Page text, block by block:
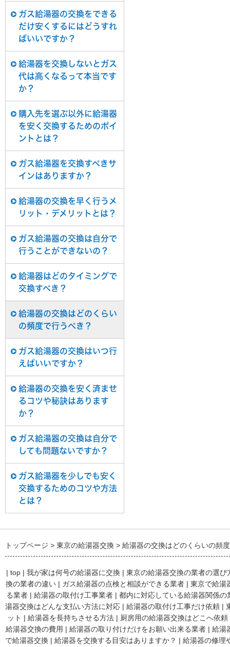
ガス給湯器の交換をできる
だけ安くするにはどうすれ
ばいいですか？
給湯器を交換しないとガス
代は高くなるって本当です
か？
購入先を選ぶ以外に給湯器
を安く交換するためのポイ
ントとは？
ガス給湯器を交換すべきサ
インはありますか？
給湯器の交換を早く行うメ
リット・デメリットとは？
ガス給湯器の交換は自分で
行うことができないの？
給湯器はどのタイミングで
交換すべき？
給湯器の交換はどのくらい
の頻度で行うべき？
ガス給湯器の交換はいつ行
えばいいですか？
給湯器の交換を安く済ませ
るコツや秘訣はあります
か？
ガス給湯器の交換は自分で
しても問題ないですか？
ガス給湯器を少しでも安く
交換するためのコツや方法
とは？
トップページ 東京の給湯器交換 給湯器の交換はどのくらいの頻
| top | 我が家は何号の給湯器に交換 | 東京の給湯器交換の業者の選び
換の業者の違い | ガス給湯器の点検と相談ができる業者 | 東京で給湯
る業者 | 給湯器の取付け工事業者 | 都内に対応している給湯器関係の
湯器交換はどんな支払い方法に対応 | 給湯器の取付け工事だけ依頼 |
ット | 給湯器を長持ちさせる方法 | 厨房用の給湯器交換はどこへ依頼
給湯器交換の費用 | 給湯器の取り付けだけをお願い出来る業者 | 給湯
で給湯器交換 | 給湯器を交換する目安はありますか？ | 給湯器の修理